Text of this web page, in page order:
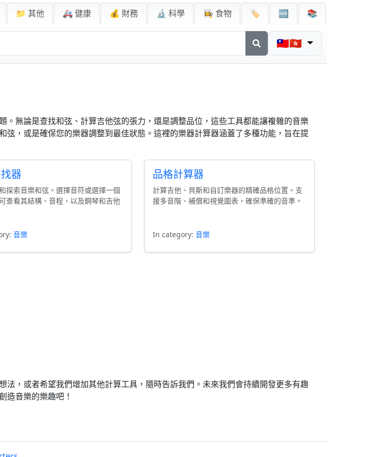
📁 其他 🚑 健康 💰 財務 🔬 科學 👩‍🍳 食物 🏷️ 🆕 📚
🇹🇼🇭🇰
無論是查找和弦、計算吉他弦的張力，還是調整品位，這些工具都能讓複雜的音樂
，或是確保您的樂器調整到最佳狀態。這裡的樂器計算器涵蓋了多種功能，旨在提
器
探索音樂和弦。選擇音符或選擇一個
查看其結構、音程，以及鋼琴和吉他
音樂
品格計算器
計算吉他、貝斯和自訂樂器的精確品格位置。支
援多音階、補償和視覺圖表，確保準確的音準。
In category:音樂
，或者希望我們增加其他計算工具，隨時告訴我們。未來我們會持續開發更多有趣
造音樂的樂趣吧！